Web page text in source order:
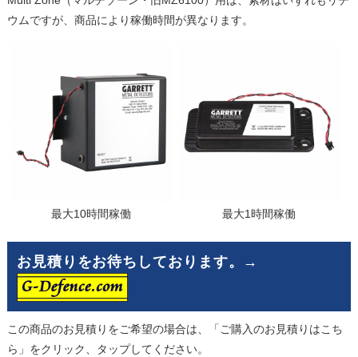
ウムですが、商品により稼働時間が異なります。
最大10時間稼働 最大1時間稼働
お見積りをお待ちしております。→
この商品のお見積りをご希望の場合は、「ご購入のお見積りはこち
ら」をクリック、タップしてください。